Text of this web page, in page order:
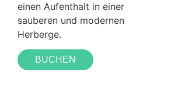
einen Aufenthalt in einer
sauberen und modernen
Herberge.
BUCHEN